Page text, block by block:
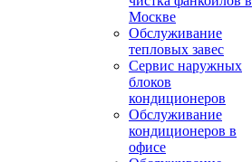
Москве
Обслуживание
тепловых завес
Сервис наружных
блоков
кондиционеров
Обслуживание
кондиционеров в
офисе